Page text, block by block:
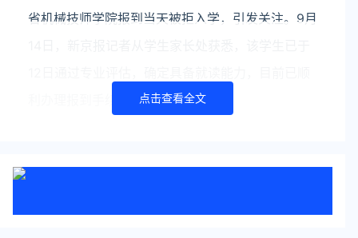
省机械技师学院报到当天被拒入学，引发关注。9月
点击查看全文